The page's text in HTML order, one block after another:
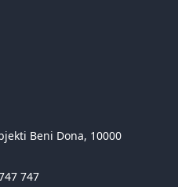
Beni Dona, 10000
747